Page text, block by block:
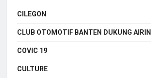
CILEGON
CLUB OTOMOTIF BANTEN DUKUNG AIRIN
COVIC 19
CULTURE